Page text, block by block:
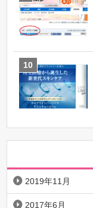
2019年11月
2017年6月